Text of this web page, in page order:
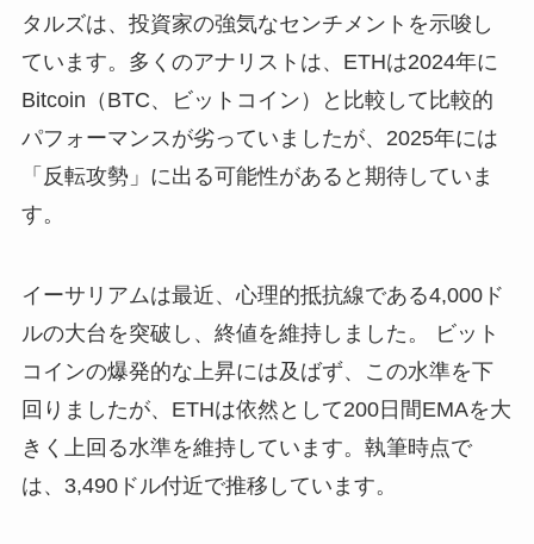
タルズは、投資家の強気なセンチメントを示唆し
ています。多くのアナリストは、ETHは2024年に
Bitcoin（BTC、ビットコイン）と比較して比較的
パフォーマンスが劣っていましたが、2025年には
「反転攻勢」に出る可能性があると期待していま
す。
イーサリアムは最近、心理的抵抗線である4,000ド
ルの大台を突破し、終値を維持しました。 ビット
コインの爆発的な上昇には及ばず、この水準を下
回りましたが、ETHは依然として200日間EMAを大
きく上回る水準を維持しています。執筆時点で
は、3,490ドル付近で推移しています。